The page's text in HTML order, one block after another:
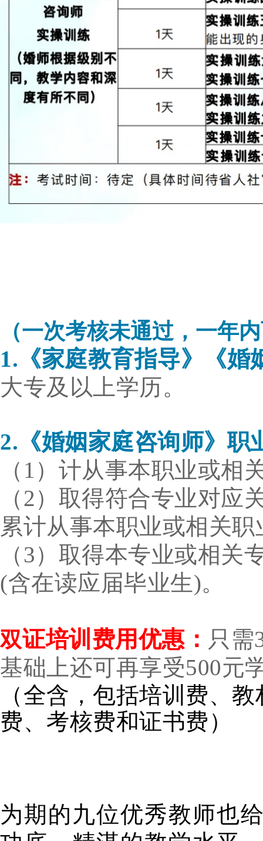
（一次考核未通过，一年
1. 《家庭教育指导》《婚
大专及以上学历。
2. 《婚姻家庭咨询师》职
（1）计从事本职业或相
（2）取得符合专业对
累计从事本职业或相关
（3）取得本专业或相
(含在读应届毕业生)。
双证培训费用优惠： 只需
基础上还可再享受500元
（全含，包括培训费、
费、考核费和证书费）
为期的九位优秀教师也